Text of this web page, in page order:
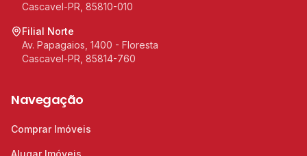
Cascavel-PR, 85810-010
Filial Norte
Av. Papagaios, 1400 - Floresta
Cascavel-PR, 85814-760
Navegação
Comprar Imóveis
Alugar Imóveis